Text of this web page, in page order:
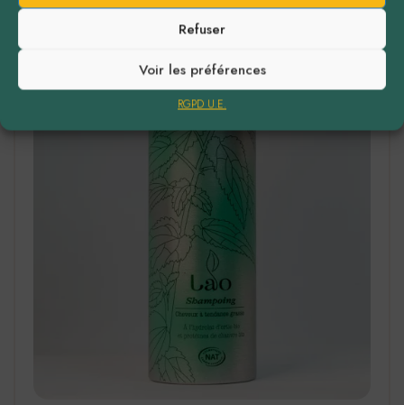
Refuser
Voir les préférences
RGPD U.E.